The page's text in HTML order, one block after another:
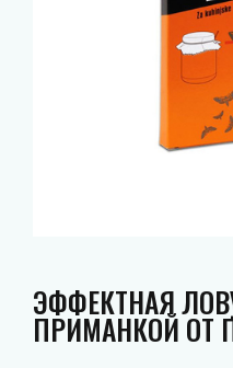
ЭФФЕКТНАЯ
ПРИМАНКОЙ ОТ